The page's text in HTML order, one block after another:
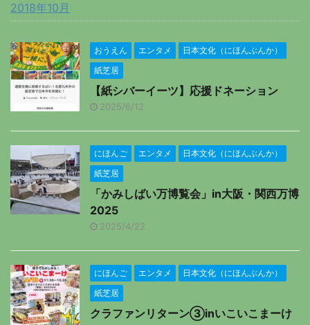
2018年10月
おうえん エンタメ
日本文化（にほんぶんか）
紙芝居
【紙シバーイーツ】応援ドネーション
2025/6/12
にほんご エンタメ
日本文化（にほんぶんか）
紙芝居
「かみしばい万博覧会」in大阪・関西万博
2025
2025/4/22
にほんご エンタメ
日本文化（にほんぶんか）
紙芝居
クラファンリターン③inいこいこまーけ